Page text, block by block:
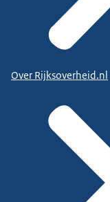
Over Rijksoverheid.nl